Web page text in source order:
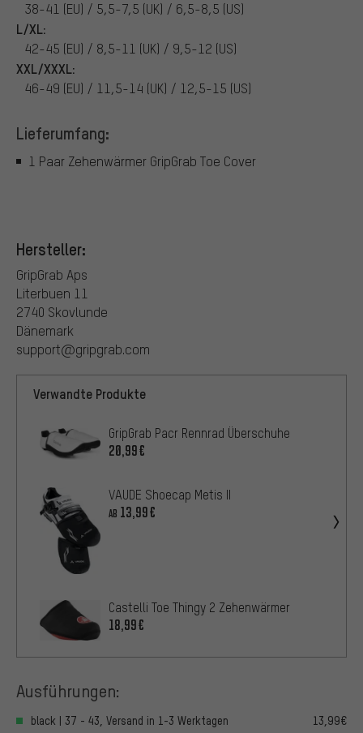
38-41 (EU) / 5,5-7,5 (UK) / 6,5-8,5 (US)
L/XL:
42-45 (EU) / 8,5-11 (UK) / 9,5-12 (US)
XXL/XXXL:
46-49 (EU) / 11,5-14 (UK) / 12,5-15 (US)
Lieferumfang:
1 Paar Zehenwärmer GripGrab Toe Cover
Hersteller:
GripGrab Aps
Literbuen 11
2740 Skovlunde
Dänemark
support@gripgrab.com
Verwandte Produkte
GripGrab Pacr Rennrad Überschuhe
20,99€
VAUDE Shoecap Metis II
AB 13,99€
Castelli Toe Thingy 2 Zehenwärmer
18,99€
Ausführungen:
black | 37 - 43, Versand in 1-3 Werktagen
13,99€